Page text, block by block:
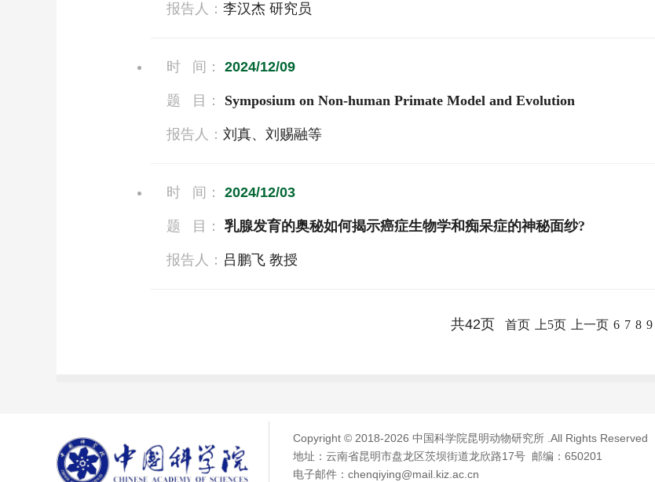
报告人： 李汉杰 研究员
时 间： 2024/12/09
题 目： Symposium on Non-human Primate Model and Evolution
报告人： 刘真、刘赐融等
时 间： 2024/12/03
题 目： 乳腺发育的奥秘如何揭示癌症生物学和痴呆症的神秘面纱?
报告人： 吕鹏飞 教授
共42页 首页 上5页 上一页 6 7 8 9
Copyright © 2018-2026 中国科学院昆明动物研究所 .All Rights Reserved
地址：云南省昆明市盘龙区茨坝街道龙欣路17号 邮编：650201
电子邮件：chenqiying@mail.kiz.ac.cn